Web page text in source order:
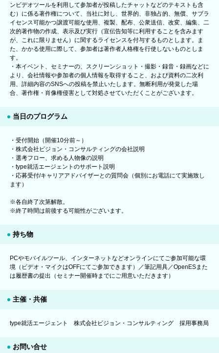
ンビデオツールを利用して参加者が投稿したチャットなどのテキストも含
む）に係る著作権について、当社に対し、世界的、非独占的、無償、サブラ
イセンス可能かつ譲渡可能な使用、複製、配布、公衆送信、改変、編集、二
次的著作物の作成、表示及び実行（宣伝告知等に利用することを含みます
が、これに限りません）に関するライセンスを付与するものとします。ま
た、かかる使用に際して、参加者は著作者人格権を行使しないものとしま
す。
・本イベント、セミナーの、スクリーンショット・撮影・録音・録画などに
より、会社情報や参加者の個人情報を取得すること、および資料の二次利
用、詳細内容のSNSへの投稿を禁止いたします。無断利用が発覚した場
合、著作権・肖像権侵害として対処させていただくことがございます。
当日のプログラム
・受付開始（開催10分前～）
・株式会社ビジョン・コンサルティングの会社説明
・選考フロー、求める人物像の説明
・type就活エージェントのサポート説明
・応募受付/キャリアアドバイザーとの質問会（個別にお電話にて実施致し
ます）
※各自終了次第解散。
※終了時間は前後する可能性がございます。
持ち物
PCやモバイルツール、インターネットなどオンラインにてご参加可能な環
境（ビデオ・マイクはOFFにてご参加できます）／筆記用具／OpenESまた
は履歴書の提出（セミナー開催時までにご用意いただきます）
主催・共催
type就活エージェント 株式会社ビジョン・コンサルティング 採用事務局
お問い合せ